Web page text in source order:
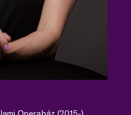
Operaház (2015-),